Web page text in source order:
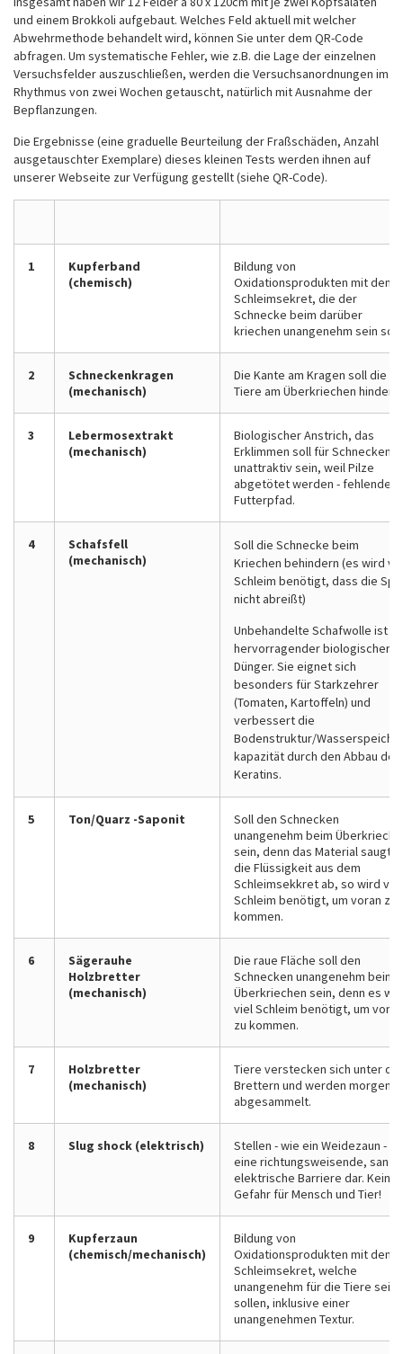
und einem Brokkoli aufgebaut. Welches Feld aktuell mit welcher
Abwehrmethode behandelt wird, können Sie unter dem QR-Code
abfragen. Um systematische Fehler, wie z.B. die Lage der einzelnen
Versuchsfelder auszuschließen, werden die Versuchsanordnungen im
Rhythmus von zwei Wochen getauscht, natürlich mit Ausnahme der
Bepflanzungen.
Die Ergebnisse (eine graduelle Beurteilung der Fraßschäden, Anzahl
ausgetauschter Exemplare) dieses kleinen Tests werden ihnen auf
unserer Webseite zur Verfügung gestellt (siehe QR-Code).
1
Kupferband
(chemisch)
Bildung von
Oxidationsprodukten mit dem
Schleimsekret, die der
Schnecke beim darüber
kriechen unangenehm sein soll
2
Schneckenkragen
(mechanisch)
Die Kante am Kragen soll die
Tiere am Überkriechen hindern
3
Lebermosextrakt
(mechanisch)
Biologischer Anstrich, das
Erklimmen soll für Schnecken
unattraktiv sein, weil Pilze
abgetötet werden - fehlender
Futterpfad.
4
Schafsfell
(mechanisch)
Soll die Schnecke beim
Kriechen behindern (es wird
Schleim benötigt, dass die
nicht abreißt)
Unbehandelte Schafwolle ist
hervorragender biologischer
Dünger. Sie eignet sich
besonders für Starkzehrer
(Tomaten, Kartoffeln) und
verbessert die
Bodenstruktur/
kapazität durch den Abbau des
Keratins.
5 Ton/Quarz -Saponit
Soll den Schnecken
unangenehm beim
sein, denn das Material saugt
die Flüssigkeit aus dem
Schleimsekkret ab, so wird viel
Schleim benötigt, um voran zu
kommen.
6
Sägerauhe
Holzbretter
(mechanisch)
Die raue Fläche soll den
Schnecken unangenehm beim
Überkriechen sein, denn es
viel Schleim benötigt, um voran
zu kommen.
7
Holzbretter
(mechanisch)
Tiere verstecken sich unter
Brettern und werden morgens
abgesammelt.
8 Slug shock (elektrisch)
Stellen - wie ein Weidezaun -
eine richtungsweisende, sanfte
elektrische Barriere dar. Keine
Gefahr für Mensch und Tier!
9
Kupferzaun
(chemisch/mechanisch)
Bildung von
Oxidationsprodukten mit dem
Schleimsekret, welche
unangenehm für die Tiere sein
sollen, inklusive einer
unangenehmen Textur.